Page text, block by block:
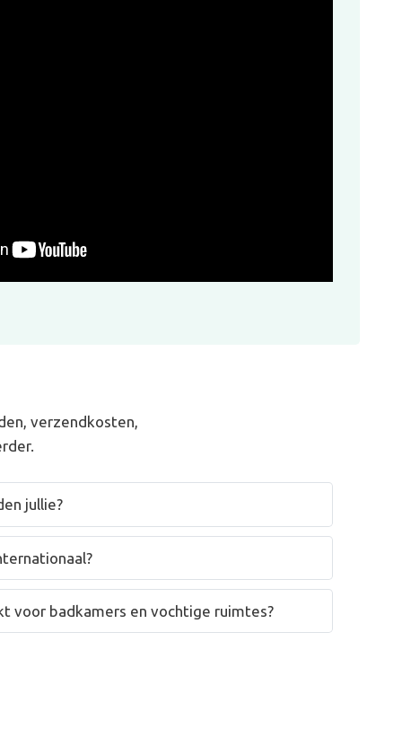
verzendkosten,
jullie?
voor badkamers en vochtige ruimtes?